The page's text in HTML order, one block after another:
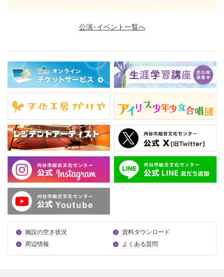
公演･イベント一覧へ
施設の空き状況
資料ダウンロード
周辺情報
よくある質問